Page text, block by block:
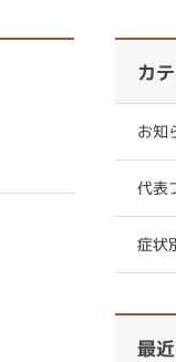
カ
お知
代表
症状
最